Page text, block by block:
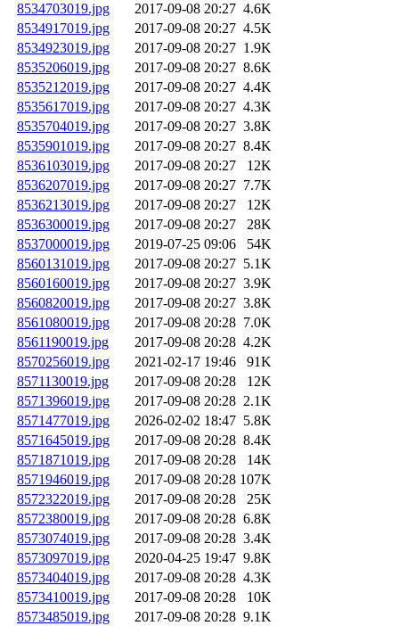
8534703019.jpg
2017-09-08 20:27 4.6K
8534917019.jpg
2017-09-08 20:27 4.5K
8534923019.jpg
2017-09-08 20:27 1.9K
8535206019.jpg
2017-09-08 20:27 8.6K
8535212019.jpg
2017-09-08 20:27 4.4K
8535617019.jpg
2017-09-08 20:27 4.3K
8535704019.jpg
2017-09-08 20:27 3.8K
8535901019.jpg
2017-09-08 20:27 8.4K
8536103019.jpg
2017-09-08 20:27
12K
8536207019.jpg
2017-09-08 20:27 7.7K
8536213019.jpg
2017-09-08 20:27
12K
8536300019.jpg
2017-09-08 20:27
28K
8537000019.jpg
2019-07-25 09:06
54K
8560131019.jpg
2017-09-08 20:27 5.1K
8560160019.jpg
2017-09-08 20:27 3.9K
8560820019.jpg
2017-09-08 20:27 3.8K
8561080019.jpg
2017-09-08 20:28 7.0K
8561190019.jpg
2017-09-08 20:28 4.2K
8570256019.jpg
2021-02-17 19:46
91K
8571130019.jpg
2017-09-08 20:28
12K
8571396019.jpg
2017-09-08 20:28 2.1K
8571477019.jpg
2026-02-02 18:47 5.8K
8571645019.jpg
2017-09-08 20:28 8.4K
8571871019.jpg
2017-09-08 20:28
14K
8571946019.jpg
2017-09-08 20:28 107K
8572322019.jpg
2017-09-08 20:28
25K
8572380019.jpg
2017-09-08 20:28 6.8K
8573074019.jpg
2017-09-08 20:28 3.4K
8573097019.jpg
2020-04-25 19:47 9.8K
8573404019.jpg
2017-09-08 20:28 4.3K
8573410019.jpg
2017-09-08 20:28
10K
8573485019.jpg
2017-09-08 20:28 9.1K